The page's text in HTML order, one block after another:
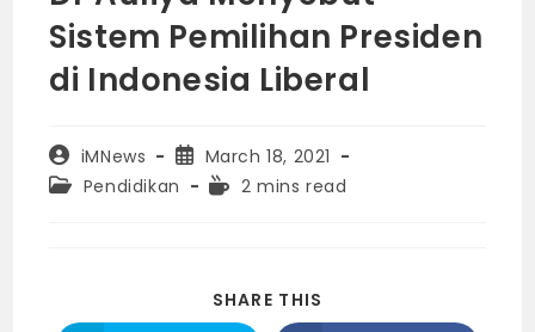
Sistem Pemilihan Presiden
di Indonesia Liberal
Post
author:
iMNews
Post
published:
March 18, 2021
PostPendidikan
Reading
2 mins read
SHARE THIS